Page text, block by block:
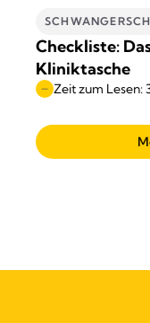
Checkliste:
Kliniktasche
Zeit zum Lesen: